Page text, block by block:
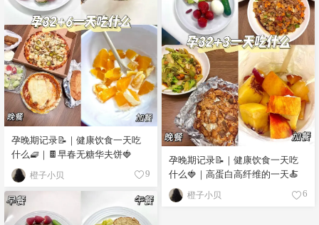
孕晚期记录📝｜健康饮食一天吃
什么🧇｜🍫早春无糖华夫饼🍓
橙子小贝 9
孕晚期记录📝｜健康饮食一天吃
什么🍓｜高蛋白高纤维的一天🍝
橙子小贝 6